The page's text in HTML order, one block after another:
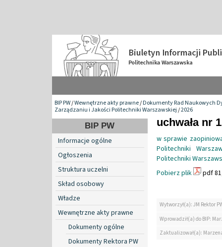
BIP PW/Wewnętrzne akty prawne/Dokumenty Rad Naukowych
Zarządzaniu i Jakości Politechniki Warszawskiej/2026
BIP PW
Informacje ogólne
Ogłoszenia
Struktura uczelni
Skład osobowy
Władze
Wewnętrzne akty prawne
Dokumenty ogólne
Dokumenty Rektora PW
uchwała nr
w sprawie
Politechniki
Politechniki
Pobierz plik
pdf
Wytworzył(a): JM Rektor
Wprowadził(a) do BIP:
Zaktualizował(a):